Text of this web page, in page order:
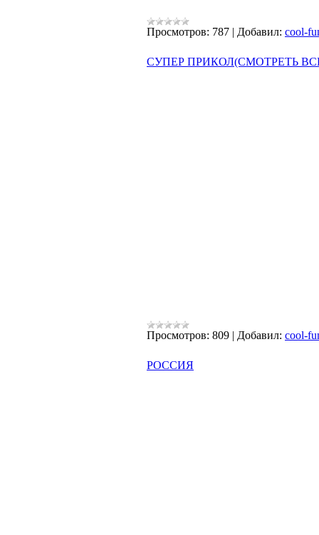
Просмотров: 787 | Добавил: cool-
СУПЕР ПРИКОЛ(СМОТРЕТЬ
Просмотров: 809 | Добавил: cool-
РОССИЯ